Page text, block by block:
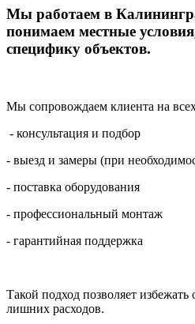
Мы работаем в
понимаем местные
специфику объектов.
Мы сопровождаем клиента на
- консультация и подбор
- выезд и замеры (при
- поставка оборудования
- профессиональный монтаж
- гарантийная поддержка
Такой подход позволяет
лишних расходов.